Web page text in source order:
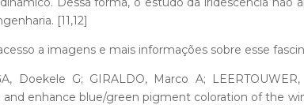
[11,12]
a imagens e mais informações sobre esse
Doekele G; GIRALDO, Marco A;
and enhance blue/green pigment coloration of the